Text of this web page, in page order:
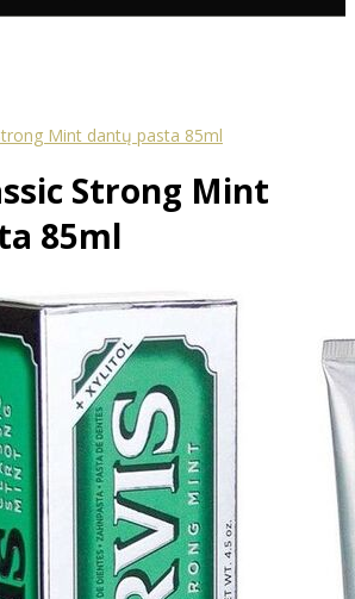
Mint dantų pasta 85ml
Strong Mint
85ml